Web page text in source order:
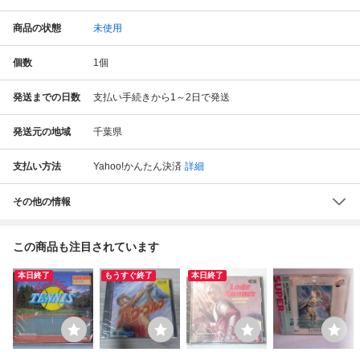
商品の状態 未使用
個数 1個
発送までの日数 支払い手続きから1～2日で発送
発送元の地域 千葉県
支払い方法 Yahoo!かんたん決済 詳細
その他の情報
この商品も注目されています
本日終了 もうすぐ終了 本日終了